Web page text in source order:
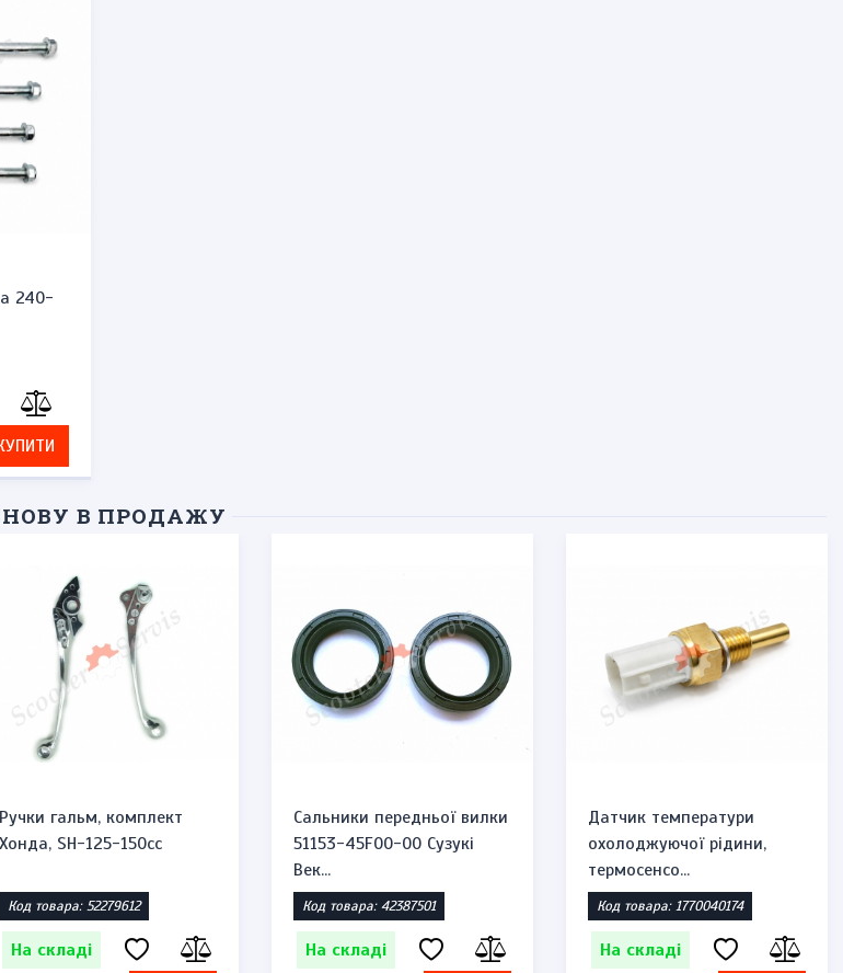
240-
В ПРОДАЖУ
Ручки гальм, комплект
Хонда, SH-125-150cc
Код товара: 52279612
На складі
Сальники передньої вилки
51153-45F00-00 Сузукі
Век...
Код товара: 42387501
На складі
Датчик температури
охолоджуючої рідини,
термосенсо...
Код товара: 1770040174
На складі